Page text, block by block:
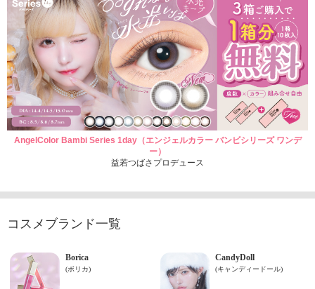
AngelColor Bambi Series 1day（エンジェルカラー バンビシリーズ ワンデ
ー）
益若つばさプロデュース
コスメブランド一覧